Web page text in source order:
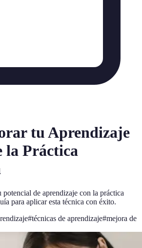
tu Aprendizaje
la Práctica
de aprendizaje con la práctica
para aplicar esta técnica con éxito.
#técnicas de aprendizaje#mejora de